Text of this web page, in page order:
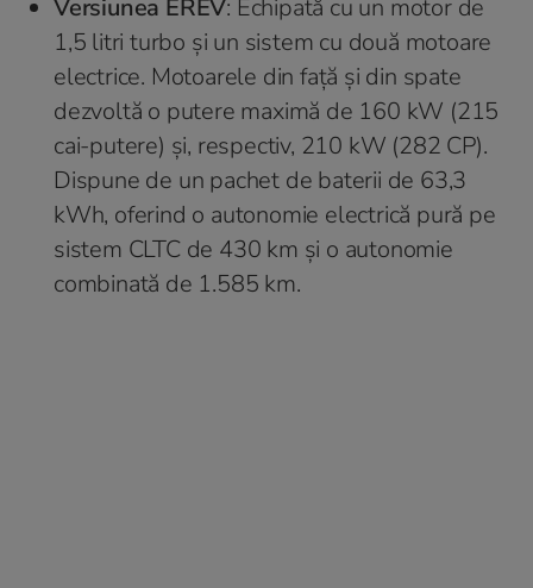
Versiunea EREV: Echipată cu un motor de
1,5 litri turbo și un sistem cu două motoare
electrice. Motoarele din față și din spate
dezvoltă o putere maximă de 160 kW (215
cai-putere) și, respectiv, 210 kW (282 CP).
Dispune de un pachet de baterii de 63,3
kWh, oferind o autonomie electrică pură pe
sistem CLTC de 430 km și o autonomie
combinată de 1.585 km.